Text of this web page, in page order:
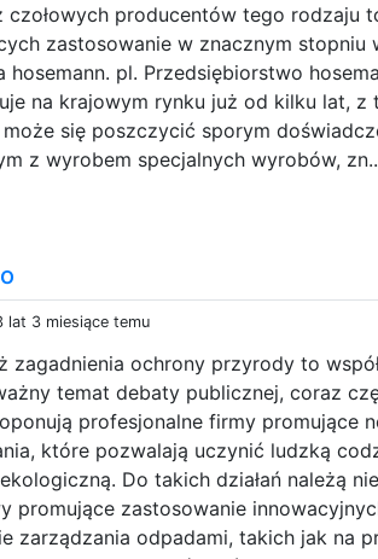
czołowych producentów tego rodzaju
zastosowanie w znacznym stopniu
hosemann. pl. Przedsiębiorstwo
na krajowym rynku już od kilku lat, z
się poszczycić sporym
z wyrobem specjalnych wyrobów,
lat 3 miesiące temu
zagadnienia ochrony przyrody to
temat debaty publicznej, coraz
profesjonalne firmy promujące
które pozwalają uczynić ludzką
Do takich działań należą
promujące zastosowanie
zarządzania odpadami, takich jak na